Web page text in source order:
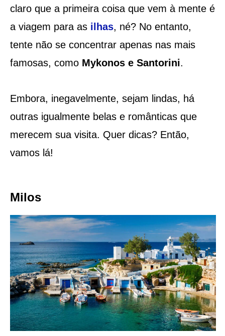
claro que a primeira coisa que vem à mente é
a viagem para as ilhas, né? No entanto,
tente não se concentrar apenas nas mais
famosas, como Mykonos e Santorini.
Embora, inegavelmente, sejam lindas, há
outras igualmente belas e românticas que
merecem sua visita. Quer dicas? Então,
vamos lá!
Milos